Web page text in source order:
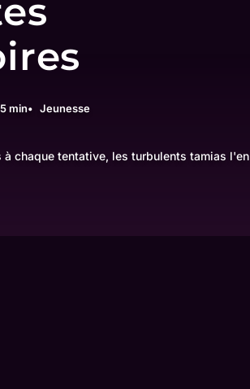
5 min Jeunesse
chaque tentative, les turbulents tamias l'en